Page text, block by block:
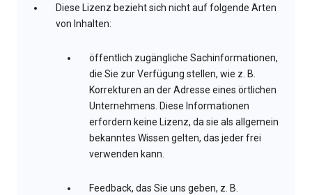
Diese Lizenz bezieht sich nicht auf folgende Arten
von Inhalten:
öffentlich zugängliche Sachinformationen,
die Sie zur Verfügung stellen, wie z. B.
Korrekturen an der Adresse eines örtlichen
Unternehmens. Diese Informationen
erfordern keine Lizenz, da sie als allgemein
bekanntes Wissen gelten, das jeder frei
verwenden kann.
Feedback, das Sie uns geben, z. B.